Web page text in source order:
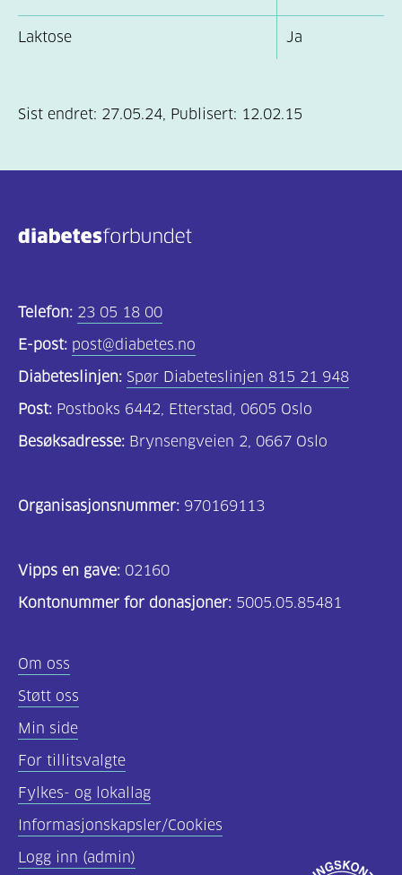
Laktose Ja
Sist endret: 27.05.24, Publisert: 12.02.15
Telefon: 23 05 18 00
E-post: post@diabetes.no
Diabeteslinjen: Spør Diabeteslinjen 815 21 948
Post: Postboks 6442, Etterstad, 0605 Oslo
Besøksadresse: Brynsengveien 2, 0667 Oslo
Organisasjonsnummer: 970169113
Vipps en gave: 02160
Kontonummer for donasjoner: 5005.05.85481
Om oss
Støtt oss
Min side
For tillitsvalgte
Fylkes- og lokallag
Informasjonskapsler/Cookies
Logg inn (admin)